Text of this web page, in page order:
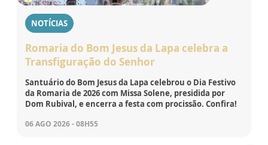
NOTÍCIAS
Romaria do Bom Jesus da Lapa celebra a
Transfiguração do Senhor
Santuário do Bom Jesus da Lapa celebrou o Dia Festivo
da Romaria de 2026 com Missa Solene, presidida por
Dom Rubival, e encerra a festa com procissão. Confira!
06 AGO 2026 - 08H55